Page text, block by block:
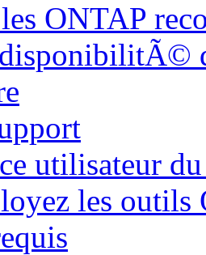
ONTAP
utilisateur
les outils